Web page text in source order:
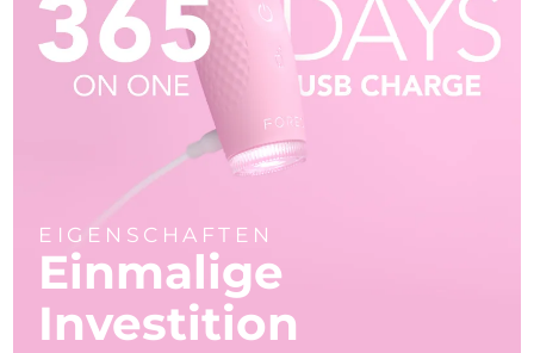
EIGENSCHAFTEN
Einmalige
Investition